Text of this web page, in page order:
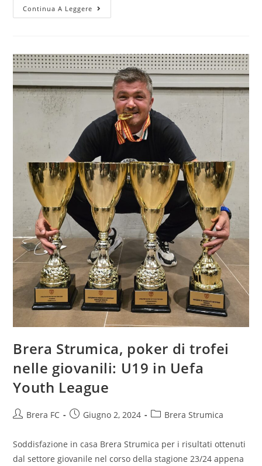
Continua A Leggere
Brera Strumica, poker di trofei
nelle giovanili: U19 in Uefa
Youth League
Brera FC Giugno 2, 2024 Brera Strumica
Soddisfazione in casa Brera Strumica per i risultati ottenuti
dal settore giovanile nel corso della stagione 23/24 appena